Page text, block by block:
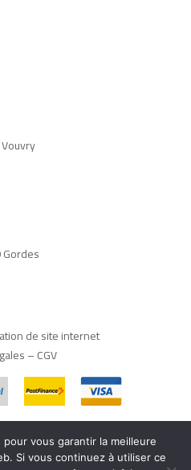
de site internet
–CGV
Allemand) Italiano(Italien)
vous garantir la meilleure
Si vous continuez à utiliser ce